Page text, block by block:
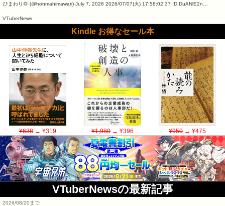
ひまわり🌻 (@honmahimawari) July 7, 2026 2026/07/07(火) 17:58:02.37 ID:DuANlE2n…
VTuberNews
Kindle お得なセール本
¥638→ ¥319 ¥1,980→ ¥396 ¥950→ ¥475
VTuberNewsの最新記事
2026/08/20まで